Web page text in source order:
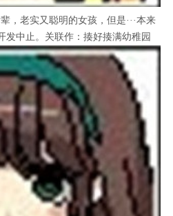
，老实又聪明的女孩，但是···本来
发中止。关联作：揍好揍满幼稚园